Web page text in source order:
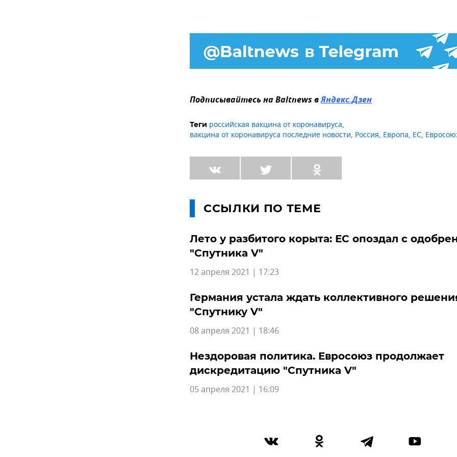
Подписывайтесь на Baltnews вЯндекс.Дзен
Теги российская вакцина от коронавируса,
вакцина от коронавируса последние новости, Россия, Европа, ЕС,
ССЫЛКИ ПО ТЕМЕ
Лето у разбитого корыта: ЕС опоздал с
"Спутника V"
12 апреля 2021 | 17:23
Германия устала ждать коллективного
"Спутнику V"
08 апреля 2021 | 18:46
Нездоровая политика. Евросоюз продолжает
дискредитацию "Спутника V"
05 апреля 2021 | 16:09